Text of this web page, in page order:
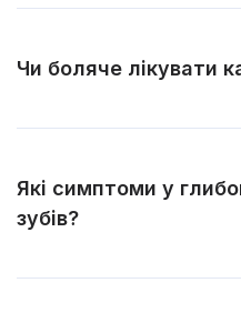
Чи боляче лікувати
Які симптоми у
зубів?